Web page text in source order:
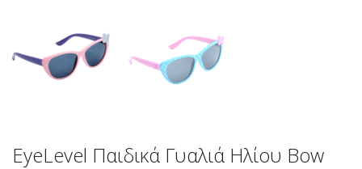
EyeLevel Παιδικά Γυαλιά Ηλίου Bow